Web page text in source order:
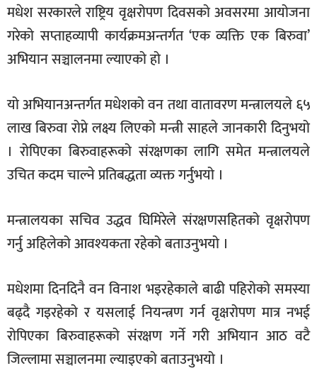
अन्य
समाज
विचार
स्वास्थ्य
मधेश सरकारले राष्ट्रिय वृक्षरोपण दिवसको अवसरमा आयोजना
गरेको सप्ताहव्यापी कार्यक्रमअन्तर्गत ‘एक व्यक्ति एक बिरुवा’
अभियान सञ्चालनमा ल्याएको हो ।
यो अभियानअन्तर्गत मधेशको वन तथा वातावरण मन्त्रालयले ६५
लाख बिरुवा रोप्ने लक्ष्य लिएको मन्त्री साहले जानकारी दिनुभयो
। रोपिएका बिरुवाहरूको संरक्षणका लागि समेत मन्त्रालयले
उचित कदम चाल्ने प्रतिबद्धता व्यक्त गर्नुभयो ।
मन्त्रालयका सचिव उद्धव घिमिरेले संरक्षणसहितको वृक्षरोपण
गर्नु अहिलेको आवश्यकता रहेको बताउनुभयो ।
मधेशमा दिनदिनै वन विनाश भइरहेकाले बाढी पहिरोको समस्या
बढ्दै गइरहेको र यसलाई नियन्त्रण गर्न वृक्षरोपण मात्र नभई
रोपिएका बिरुवाहरूको संरक्षण गर्ने गरी अभियान आठ वटै
जिल्लामा सञ्चालनमा ल्याइएको बताउनुभयो ।